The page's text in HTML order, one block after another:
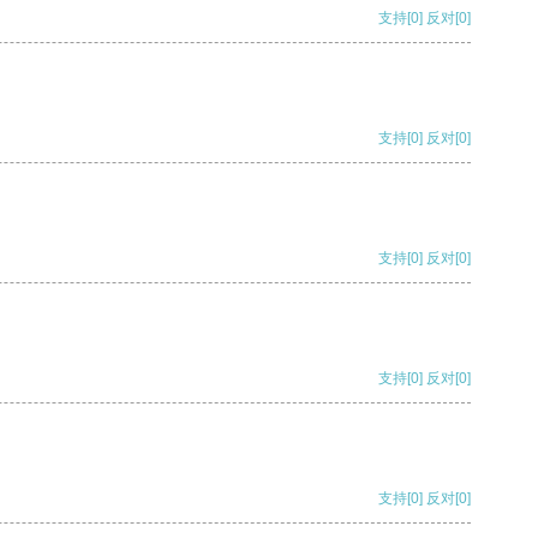
支持[0] 反对[0]
支持[0] 反对[0]
支持[0] 反对[0]
支持[0] 反对[0]
支持[0] 反对[0]